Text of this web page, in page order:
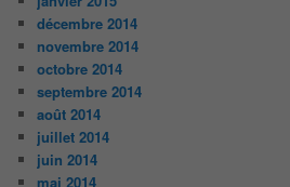
décembre 2014
novembre 2014
octobre 2014
septembre 2014
août 2014
juillet 2014
juin 2014
mai 2014